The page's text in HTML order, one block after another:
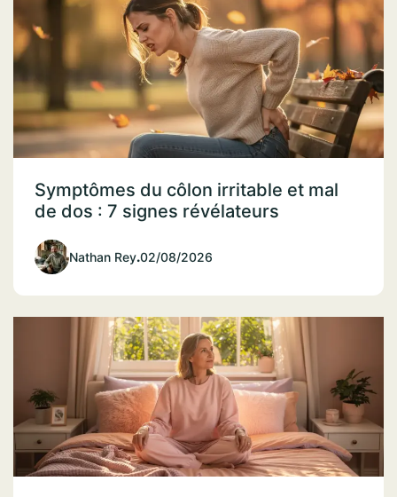
Symptômes du côlon irritable et mal
de dos : 7 signes révélateurs
Nathan Rey.02/08/2026